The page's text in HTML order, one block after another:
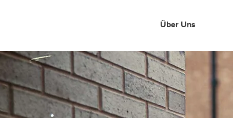
Über Uns